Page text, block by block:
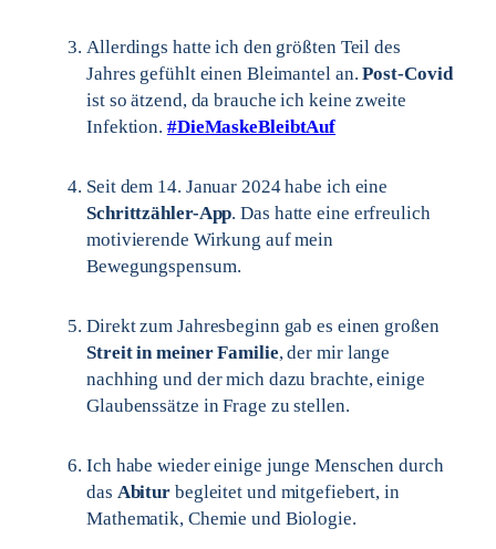
Allerdings hatte ich den größten Teil des
Jahres gefühlt einen Bleimantel an.Post-Covid
ist so ätzend, da brauche ich keine zweite
Infektion. #DieMaskeBleibtAuf
Seit dem 14. Januar 2024 habe ich eine
Schrittzähler-App. Das hatte eine erfreulich
motivierende Wirkung auf mein
Bewegungspensum.
Direkt zum Jahresbeginn gab es einen großen
Streit in meiner Familie, der mir lange
nachhing und der mich dazu brachte, einige
Glaubenssätze in Frage zu stellen.
Ich habe wieder einige junge Menschen durch
das Abitur begleitet und mitgefiebert, in
Mathematik, Chemie und Biologie.